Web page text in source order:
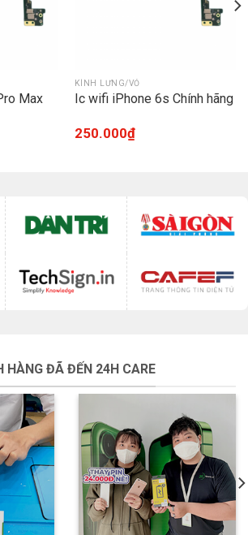
Max
KÍNH LƯNG/VỎ
Ic wifi iPhone 6s Chính hãng
250.000₫
HÀNG ĐÃ ĐẾN 24H CARE